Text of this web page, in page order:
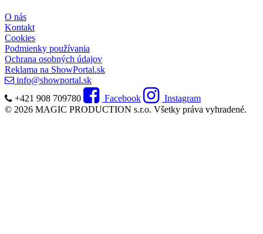
O nás
Kontakt
Cookies
Podmienky používania
Ochrana osobných údajov
Reklama na ShowPortal.sk
info@showportal.sk
+421 908 709780
Facebook
Instagram
© 2026 MAGIC PRODUCTION s.r.o. Všetky práva vyhradené.